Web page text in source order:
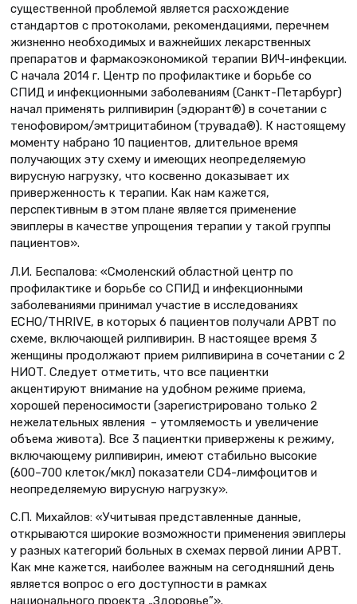
существенной проблемой является расхождение
стандартов с протоколами, рекомендациями, перечнем
жизненно необходимых и важнейших лекарственных
препаратов и фармакоэкономикой терапии ВИЧ-инфекции.
С начала 2014 г. Центр по профилактике и борьбе со
СПИД и инфекционными заболеваниям (Санкт-Петарбург)
начал применять рилпивирин (эдюрант®) в сочетании с
тенофовиром/эмтрицитабином (трувада®). К настоящему
моменту набрано 10 пациентов, длительное время
получающих эту схему и имеющих неопределяемую
вирусную нагрузку, что косвенно доказывает их
приверженность к терапии. Как нам кажется,
перспективным в этом плане является применение
эвиплеры в качестве упрощения терапии у такой группы
пациентов».
Л.И. Беспалова: «Смоленский областной центр по
профилактике и борьбе со СПИД и инфекционными
заболеваниями принимал участие в исследованиях
ECHO/THRIVE, в которых 6 пациентов получали АРВТ по
схеме, включающей рилпивирин. В настоящее время 3
женщины продолжают прием рилпивирина в сочетании с 2
НИОТ. Следует отметить, что все пациентки
акцентируют внимание на удобном режиме приема,
хорошей переносимости (зарегистрировано только 2
нежелательных явления – утомляемость и увеличение
объема живота). Все 3 пациентки привержены к режиму,
включающему рилпивирин, имеют стабильно высокие
(600–700 клеток/мкл) показатели CD4-лимфоцитов и
неопределяемую вирусную нагрузку».
С.П. Михайлов: «Учитывая представленные данные,
открываются широкие возможности применения эвиплеры
у разных категорий больных в схемах первой линии АРВТ.
Как мне кажется, наиболее важным на сегодняшний день
является вопрос о его доступности в рамках
национального проекта „Здоровье”».